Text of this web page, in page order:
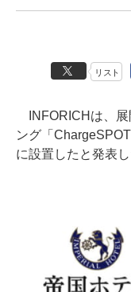
リスト
INFORICHは、展
ング「
に設置したと発表し